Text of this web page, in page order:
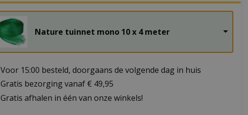
Nature tuinnet mono 10 x 4 meter
Voor 15:00 besteld, doorgaans de volgende dag in huis
Gratis bezorging vanaf € 49,95
Gratis afhalen in één van onze winkels!